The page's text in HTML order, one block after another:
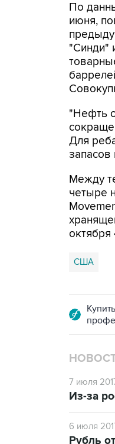
По
июня,
"Синди"
"Нефть
Для
запасов
Между
четыре
США
7 июля
Из-за
6 июля
Рубль